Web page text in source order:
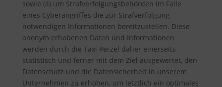
sowie (4) um Strafverfolgungsbehörden im Falle
eines Cyberangriffes die zur Strafverfolgung
notwendigen Informationen bereitzustellen. Diese
anonym erhobenen Daten und Informationen
werden durch die Taxi Perzel daher einerseits
statistisch und ferner mit dem Ziel ausgewertet, den
Datenschutz und die Datensicherheit in unserem
Unternehmen zu erhöhen, um letztlich ein optimales